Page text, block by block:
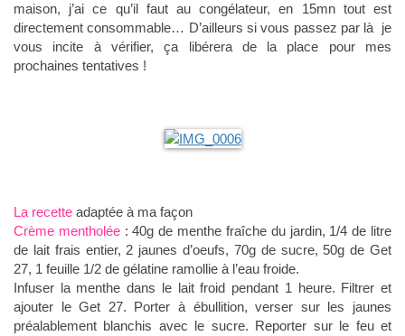
maison, j’ai ce qu’il faut au congélateur, en 15mn tout est
directement consommable… D’ailleurs si vous passez par là je
vous incite à vérifier, ça libérera de la place pour mes
prochaines tentatives !
La recette adaptée à ma façon
Crème mentholée: 40g de menthe fraîche du jardin, 1/4 de litre
de lait frais entier, 2 jaunes d’oeufs, 70g de sucre, 50g de Get
27, 1 feuille 1/2 de gélatine ramollie à l’eau froide.
Infuser la menthe dans le lait froid pendant 1 heure. Filtrer et
ajouter le Get 27. Porter à ébullition, verser sur les jaunes
préalablement blanchis avec le sucre. Reporter sur le feu et